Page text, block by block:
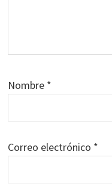
Nombre *
Correo electrónico *